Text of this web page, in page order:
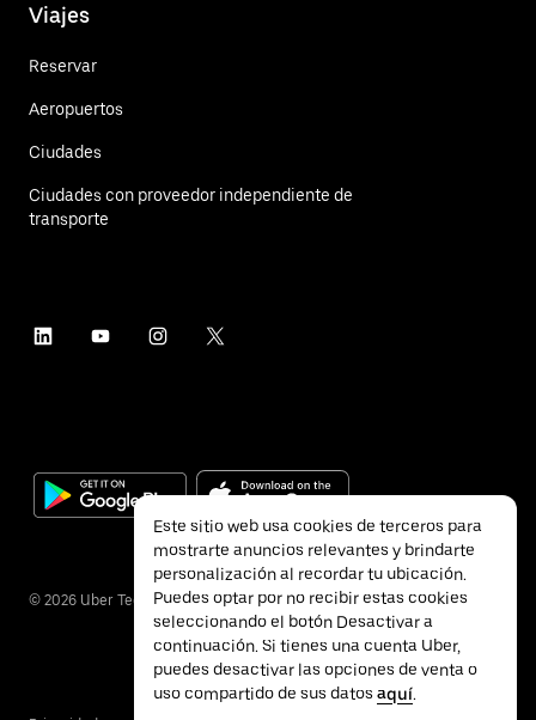
Viajes
Reservar
Aeropuertos
Ciudades
Ciudades con proveedor independiente de
transporte
© 2026 Uber Technologies Inc.
Este sitio web usa cookies de terceros para
mostrarte anuncios relevantes y brindarte
personalización al recordar tu ubicación.
Puedes optar por no recibir estas cookies
seleccionando el botón Desactivar a
continuación. Si tienes una cuenta Uber,
puedes desactivar las opciones de venta o
uso compartido de sus datos aquí.